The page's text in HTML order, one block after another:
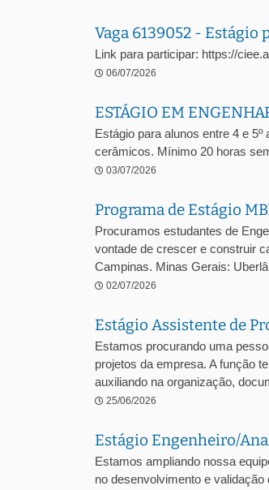
Vaga 6139052 - Estágio
Link para participar: https://
06/07/2026
ESTÁGIO EM
Estágio para alunos entre 4 e
cerâmicos. Mínimo 20 horas
03/07/2026
Programa de Estágio
Procuramos estudantes de
vontade de crescer e construir
Campinas. Minas Gerais:
02/07/2026
Estágio Assistente de
Estamos procurando uma
projetos da empresa. A função
auxiliando na organização,
25/06/2026
Estágio Engenheiro/
Estamos ampliando nossa
no desenvolvimento e